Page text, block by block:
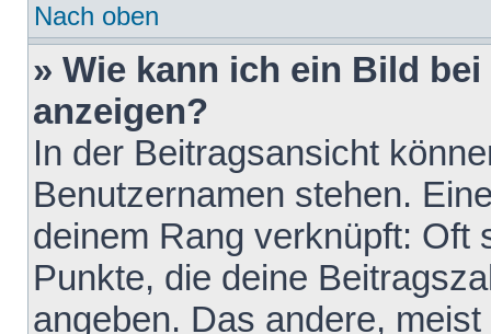
Nach oben
» Wie kann ich ein Bild
anzeigen?
In der Beitragsansicht
Benutzernamen stehen.
deinem Rang verknüpft: Oft
Punkte, die deine
angeben. Das andere,